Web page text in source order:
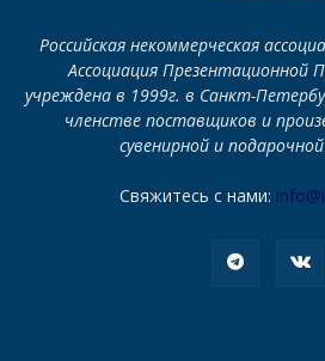
Российская некоммерческая
Ассоциация Презентационной
учреждена в 1999г. в Санкт-
членстве поставщиков и
сувенирной и
Свяжитесь с нами: